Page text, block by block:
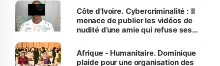
des Transports
Côte d'Ivoire. Cybercriminalité : Il
menace de publier les vidéos de
nudité d’une amie qui refuse ses
Afrique - Humanitaire. Dominique
plaide pour une organisation des